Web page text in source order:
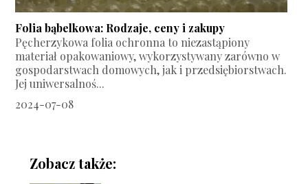
Folia bąbelkowa: Rodzaje, ceny i zakupy
Pęcherzykowa folia ochronna to niezastąpiony
materiał opakowaniowy, wykorzystywany zarówno w
gospodarstwach domowych, jak i przedsiębiorstwach.
Jej uniwersalnoś...
2024-07-08
Zobacz także: